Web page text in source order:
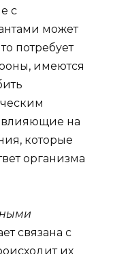
с
может
потребует
имеются
влияющие на
которые
организма
связана с
их